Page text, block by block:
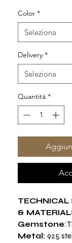
Color *
Delivery *
Quantità *
TECHNICAL
&
Gemstone:
Metal: 925